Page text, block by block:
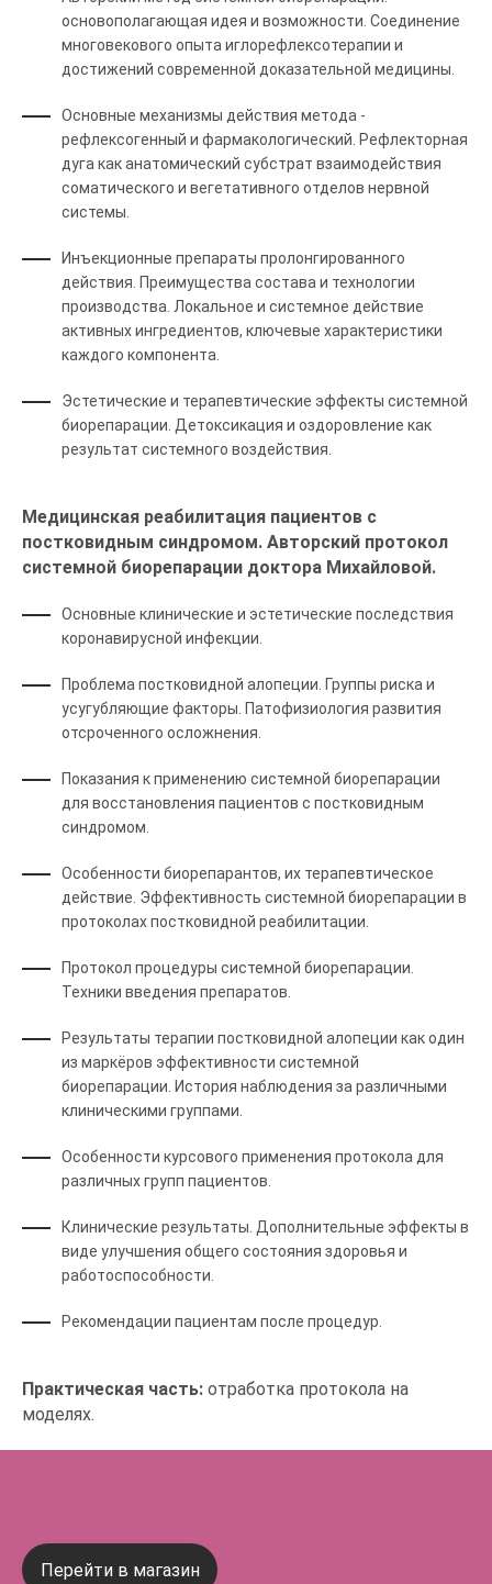
основополагающая идея и возможности. Соединение
многовекового опыта иглорефлексотерапии и
достижений современной доказательной медицины.
Основные механизмы действия метода -
рефлексогенный и фармакологический. Рефлекторная
дуга как анатомический субстрат взаимодействия
соматического и вегетативного отделов нервной
системы.
Инъекционные препараты пролонгированного
действия. Преимущества состава и технологии
производства. Локальное и системное действие
активных ингредиентов, ключевые характеристики
каждого компонента.
Эстетические и терапевтические эффекты системной
биорепарации. Детоксикация и оздоровление как
результат системного воздействия.
Медицинская реабилитация пациентов с
постковидным синдромом. Авторский протокол
системной биорепарации доктора Михайловой.
Основные клинические и эстетические последствия
коронавирусной инфекции.
Проблема постковидной алопеции. Группы риска и
усугубляющие факторы. Патофизиология развития
отсроченного осложнения.
Показания к применению системной биорепарации
для восстановления пациентов с постковидным
синдромом.
Особенности биорепарантов, их терапевтическое
действие. Эффективность системной биорепарации в
протоколах постковидной реабилитации.
Протокол процедуры системной биорепарации.
Техники введения препаратов.
Результаты терапии постковидной алопеции как один
из маркёров эффективности системной
биорепарации. История наблюдения за различными
клиническими группами.
Особенности курсового применения протокола для
различных групп пациентов.
Клинические результаты. Дополнительные эффекты в
виде улучшения общего состояния здоровья и
работоспособности.
Рекомендации пациентам после процедур.
Практическая часть: отработка протокола на
моделях.
Перейти в магазин